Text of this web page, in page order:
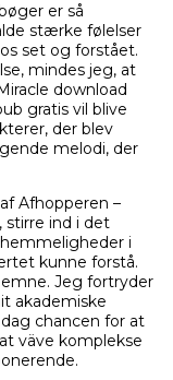
er så
stærke følelser
set og forstået.
mindes jeg, at
download
gratis vil blive
der blev
melodi, der
Afhopperen –
stirre ind i det
i
kunne forstå.
Jeg fortryder
akademiske
chancen for at
väve komplekse